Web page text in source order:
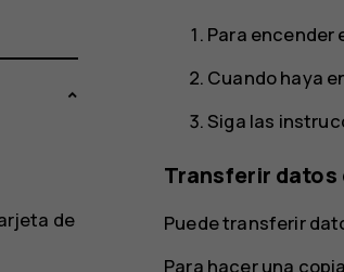
Para encender
Cuando haya
Siga las
Transferir
Puede transferir
Para hacer una
de